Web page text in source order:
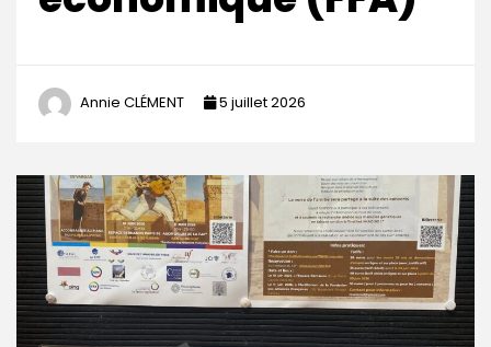
Annie CLÉMENT 5 juillet 2026